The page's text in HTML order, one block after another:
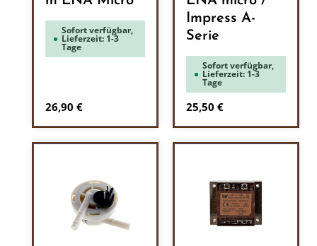
Sofort verfügbar,
Lieferzeit: 1-3
Tage
Regulärer Preis:
26,90 €
Impress A-
Serie
Sofort verfügbar,
Lieferzeit: 1-3
Tage
Regulärer Preis:
25,50 €